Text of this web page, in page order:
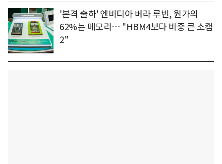
'본격 출하' 엔비디아 베라 루빈, 원가의
62%는 메모리… "HBM4보다 비중 큰 소캠
2"